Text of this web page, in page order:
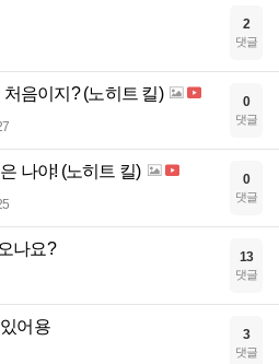
2
댓글
음이지? (노히트 킬) 0
댓글
나야! (노히트 킬) 0
댓글
나요? 13
댓글
어용 3
댓글